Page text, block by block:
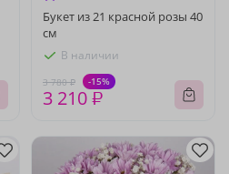
Букет из 21 красной розы 40
см
В наличии
3 780 ₽ -15%
3 210 ₽